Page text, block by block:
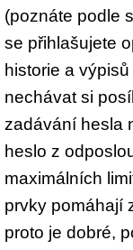
(poznáte podle
se přihlašujete
historie a
nechávat si
zadávání hesla
heslo z
maximálních
prvky pomáhají
proto je dobré,